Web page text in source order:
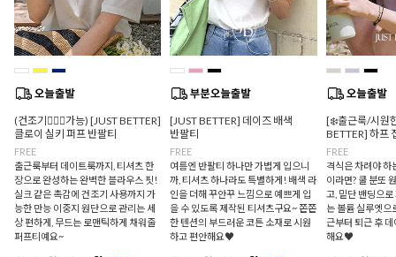
(건조기🙆🏻‍♀️가능) [JUST BETTER]
클로이 실키 퍼프 반팔티
FREE
출근룩부터 데이트룩까지, 티셔츠 한
장으로 완성하는 완벽한 블라우스 핏!
실크 같은 촉감에 건조기 사용까지 가
능한 만능 이중지 원단으로 관리는 세
상 편하게, 무드는 로맨틱하게 채워줄
퍼프티예요~
[JUST BETTER] 데이즈 배색
반팔티
FREE
여름엔 반팔티 하나만 가볍게 입으니
까, 티셔츠 하나라도 특별하게! 배색 라
인을 더해 꾸안꾸 느낌으로 예쁘게 입
을 수 있도록 제작된 티셔츠구요~ 쫀쫀
한 텐션의 부드러운 코튼 소재로 시원
하고 편안해요♥
[❄️출근룩/시원
BETTER] 하프
FREE
격식은 차려야 하
이라면? 쿨 분또
고, 밑단 밴딩으
는 볼륨 실루엣으
근부터 퇴근 후
해요♥